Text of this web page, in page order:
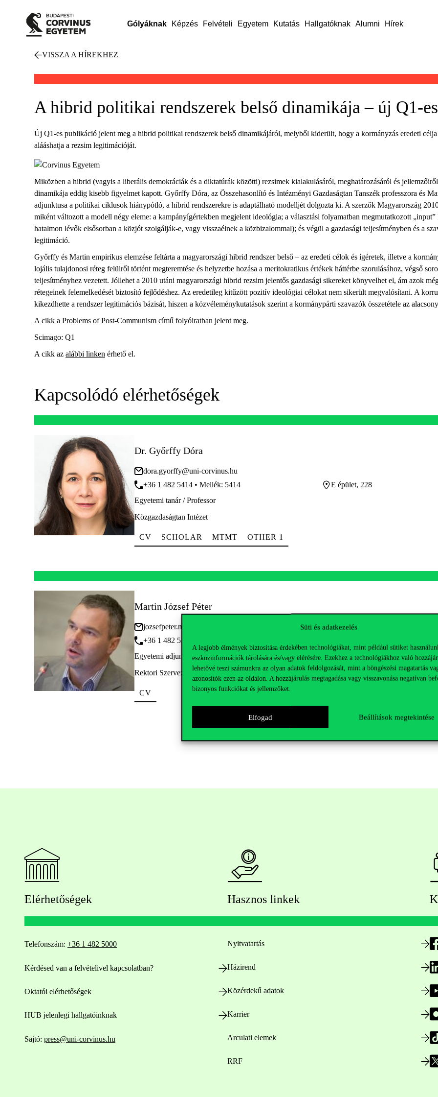
Süti és adatkezelés
A legjobb élmények biztosítása érdekében technológiákat, mint például sütiket
eszközinformációk tárolására és/vagy elérésére. Ezekhez a technológiákhoz való
lehetővé teszi számunkra az olyan adatok feldolgozását, mint a böngészési magatartás
azonosítók ezen az oldalon. A hozzájárulás megtagadása vagy visszavonása negatívan
bizonyos funkciókat és jellemzőket.
Elfogad Beállítások megtekintése
Gólyáknak Képzés Felvételi Egyetem Kutatás Hallgatóknak Alumni Hírek
VISSZA A HÍREKHEZ
A hibrid politikai rendszerek belső dinamikája – új Q1-
Új Q1-es publikáció jelent meg a hibrid politikai rendszerek belső dinamikájáról, melyből kiderült, hogy a kormányzás eredeti
alááshatja a rezsim legitimációját.
Miközben a hibrid (vagyis a liberális demokráciák és a diktatúrák közötti) rezsimek kialakulásáról, meghatározásáról és
dinamikája eddig kisebb figyelmet kapott. Győrffy Dóra, az Összehasonlító és Intézményi Gazdaságtan Tanszék professzora és
adjunktusa a politikai ciklusok hiánypótló, a hibrid rendszerekre is adaptálható modelljét dolgozta ki. A szerzők Magyarország
miként változott a modell négy eleme: a kampányígértekben megjelent ideológia; a választási folyamatban megmutatkozott
hatalmon lévők elsősorban a közjót szolgálják-e, vagy visszaélnek a közbizalommal); és végül a gazdasági teljesítményben és a
legitimáció.
Győrffy és Martin empirikus elemzése feltárta a magyarországi hibrid rendszer belső – az eredeti célok és ígéretek, illetve a
lojális tulajdonosi réteg felülről történt megteremtése és helyzetbe hozása a meritokratikus értékek háttérbe szorulásához, végső
teljesítményhez vezetett. Jóllehet a 2010 utáni magyarországi hibrid rezsim jelentős gazdasági sikereket könyvelhet el, ám azok
rétegeinek felemelkedését biztosító fejlődéshez. Az eredetileg kitűzött pozitív ideológiai célokat nem sikerült megvalósítani. A
kikezdhette a rendszer legitimációs bázisát, hiszen a közvéleménykutatások szerint a kormánypárti szavazók összetétele az
A cikk a Problems of Post-Communism című folyóiratban jelent meg.
Scimago: Q1
A cikk az alábbi linken érhető el.
Kapcsolódó elérhetőségek
Dr. Győrffy Dóra
dora.gyorffy@uni-corvinus.hu
+36 1 482 5414 • Mellék: 5414
E épület, 228
Egyetemi tanár / Professor
Közgazdaságtan Intézet
CV SCHOLAR MTMT OTHER 1
Martin József Péter
jozsefpeter.martin@uni-corvinus.hu
+36 1 482 5308
Egyetemi adjunktus (külsős óraadó) / Assistant Professor (external lecturer)
Rektori Szervezet / Társadalom- és Politikatudományi Intézet / Összehasonlító és Intézményi
CV
Elérhetőségek
Telefonszám: +36 1 482 5000
Kérdésed van a felvételivel kapcsolatban?
Oktatói elérhetőségek
HUB jelenlegi hallgatóinknak
Sajtó: press@uni-corvinus.hu
Hasznos linkek
Nyitvatartás
Házirend
Közérdekű adatok
Karrier
Arculati elemek
RRF